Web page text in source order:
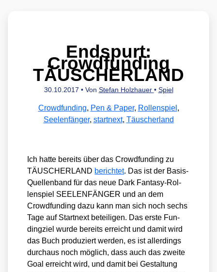
Endspurt:
Crowdfunding
TÄUSCHERLAND
30.10.2017 • Von Stefan Holzhauer • Spiel
Crowdfunding, Pen & Paper, Rollenspiel ,
Seelenfänger, startnext, Täuscherland
Ich hat­te bereits über das Crowd­fun­ding zu
TÄUSCHERLAND berich­tet. Das ist der Basis-
Quel­len­band für das neue Dark Fan­ta­sy-Rol­
len­spiel SEELENFÄNGER und an dem
Crowd­fun­ding dazu kann man sich noch sechs
Tage auf Start­next betei­li­gen. Das ers­te Fun­
ding­ziel wur­de bereits erreicht und damit wird
das Buch pro­du­ziert wer­den, es ist aller­dings
durch­aus noch mög­lich, dass auch das zwei­te
Goal erreicht wird, und damit bei Gestal­tung